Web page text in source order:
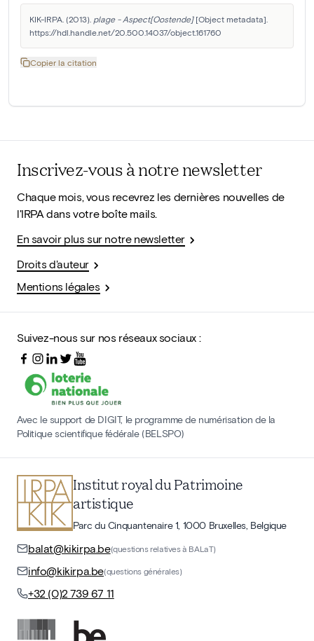
KIK-IRPA. (2013). plage - Aspect[Oostende] [Object metadata].
https://hdl.handle.net/20.500.14037/object.161760
Copier la citation
Inscrivez-vous à notre newsletter
Chaque mois, vous recevrez les dernières nouvelles de
l'IRPA dans votre boîte mails.
En savoir plus sur notre newsletter
Droits d'auteur
Mentions légales
Suivez-nous sur nos réseaux sociaux :
Avec le support de DIGIT, le programme de numérisation de la
Politique scientifique fédérale (BELSPO)
Institut royal du Patrimoine
artistique
Parc du Cinquantenaire 1, 1000 Bruxelles, Belgique
balat@kikirpa.be(questions relatives à BALaT)
info@kikirpa.be(questions générales)
+32 (0)2 739 67 11